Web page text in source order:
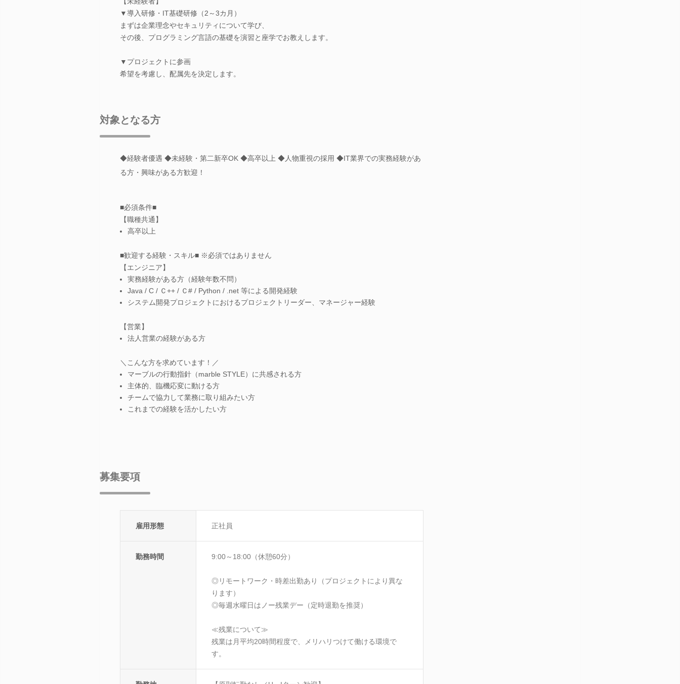
▼導入研修・IT基礎研修（2～3カ月）
まずは企業理念やセキュリティについて学び、
その後、プログラミング言語の基礎を演習と座学でお教えします。
▼プロジェクトに参画
希望を考慮し、配属先を決定します。
対象となる方
◆経験者優遇 ◆未経験・第二新卒OK ◆高卒以上 ◆人物重視の採用 ◆IT業界での実務経験があ
る方・興味がある方歓迎！
■必須条件■
【職種共通】
高卒以上
■歓迎する経験・スキル■ ※必須ではありません
【エンジニア】
実務経験がある方（経験年数不問）
Java / C / Ｃ++ / Ｃ# / Python / .net 等による開発経験
システム開発プロジェクトにおけるプロジェクトリーダー、マネージャー経験
【営業】
法人営業の経験がある方
＼こんな方を求めています！／
マーブルの行動指針（marble STYLE）に共感される方
主体的、臨機応変に動ける方
チームで協力して業務に取り組みたい方
これまでの経験を活かしたい方
募集要項
雇用形態 正社員
勤務時間 9:00～18:00（休憩60分）
◎リモートワーク・時差出勤あり（プロジェクトにより異な
ります）
◎毎週水曜日はノー残業デー（定時退勤を推奨）
≪残業について≫
残業は月平均20時間程度で、メリハリつけて働ける環境で
す。